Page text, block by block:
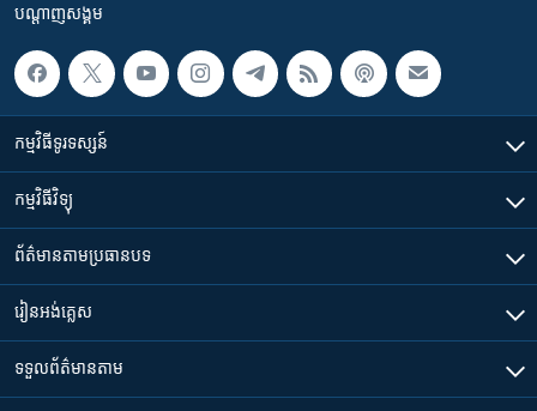
បណ្តាញ​សង្គម
កម្មវិធី​ទូរទស្សន៍
កម្មវិធី​វិទ្យុ
ព័ត៌មាន​តាមប្រធានបទ​
រៀន​​អង់គ្លេស
ទទួល​ព័ត៌មាន​តាម